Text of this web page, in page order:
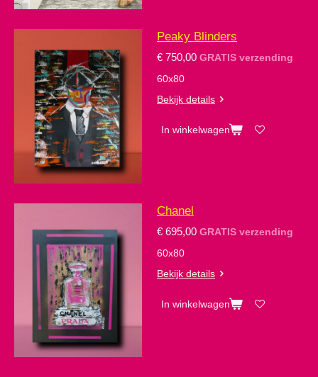
Peaky Blinders
€ 750,00 GRATIS verzending
60x80
Bekijk details
In winkelwagen
Chanel
€ 695,00 GRATIS verzending
60x80
Bekijk details
In winkelwagen